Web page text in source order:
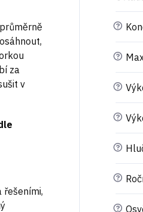
za
v
řešeními,
?
?
?
?
?
?
?